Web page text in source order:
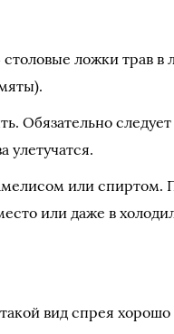
столовые ложки трав
Обязательно
улетучатся.
или спиртом.
или даже в
вид спрея хорошо